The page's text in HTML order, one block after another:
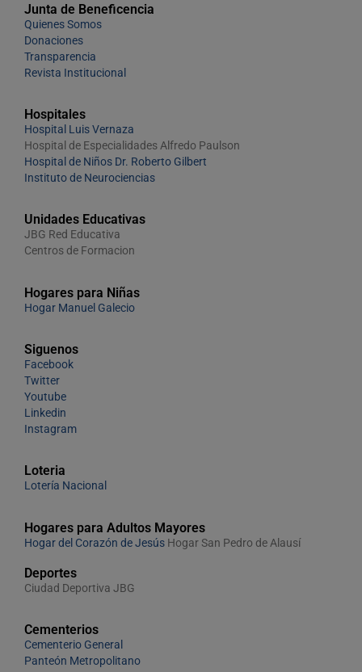
Junta de Beneficencia
Quienes Somos
Donaciones
Transparencia
Revista Institucional
Hospitales
Hospital Luis Vernaza
Hospital de Especialidades Alfredo Paulson
Hospital de Niños Dr. Roberto Gilbert
Instituto de Neurociencias
Unidades Educativas
JBG Red Educativa
Centros de Formacion
Hogares para Niñas
Hogar Manuel Galecio
Siguenos
Facebook
Twitter
Youtube
Linkedin
Instagram
Loteria
Lotería Nacional
Hogares para Adultos Mayores
Hogar del Corazón de Jesús Hogar San Pedro de Alausí
Deportes
Ciudad Deportiva JBG
Cementerios
Cementerio General
Panteón Metropolitano